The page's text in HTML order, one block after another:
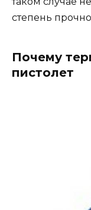
степень
Почему
пистолет